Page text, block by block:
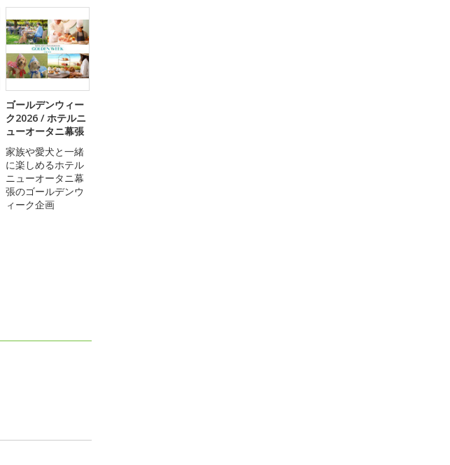
ゴールデンウィー
ク2026 / ホテルニ
ューオータニ幕張
家族や愛犬と一緒
に楽しめるホテル
ニューオータニ幕
張のゴールデンウ
ィーク企画